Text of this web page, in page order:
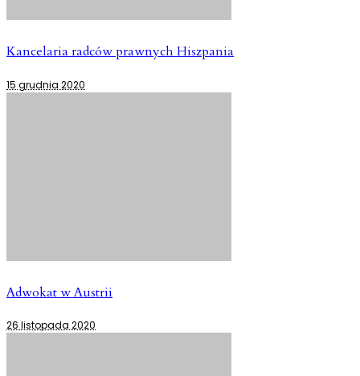
Kancelaria radców prawnych Hiszpania
15 grudnia 2020
Adwokat w Austrii
26 listopada 2020